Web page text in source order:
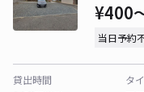
¥400
当日予約
貸出時間
タ